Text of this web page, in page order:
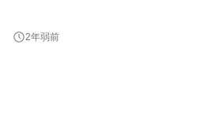
任せします。 ・スキンケア、化粧品などのランキング設定 ・美容
商材の撮影、テクスチャー確認 ・魅
2年弱前